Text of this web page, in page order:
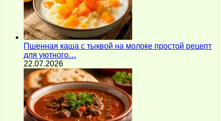
Пшенная каша с тыквой на молоке простой рецепт
для уютного…
22.07.2026